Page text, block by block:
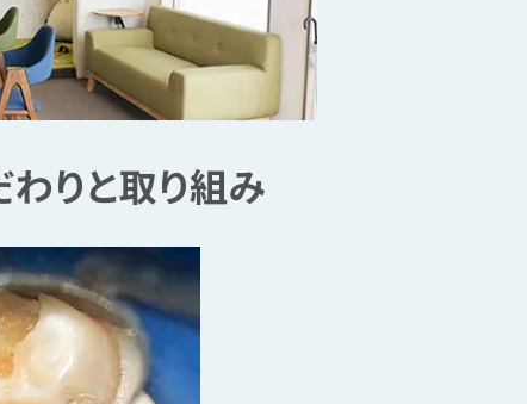
りと取り組み